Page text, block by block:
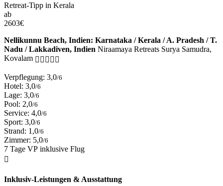
Retreat-Tipp in Kerala
ab
2603€
Nellikunnu Beach, Indien: Karnataka / Kerala / A. Pradesh / T.
Nadu / Lakkadiven, Indien Niraamaya Retreats Surya Samudra,
Kovalam
Verpflegung: 3,0/6
Hotel: 3,0/6
Lage: 3,0/6
Pool: 2,0/6
Service: 4,0/6
Sport: 3,0/6
Strand: 1,0/6
Zimmer: 5,0/6
7 Tage VP inklusive Flug
Inklusiv-Leistungen & Ausstattung